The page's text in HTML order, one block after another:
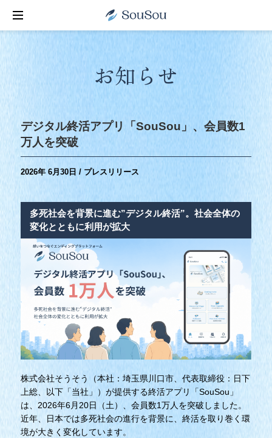
お知らせ
デジタル終活アプリ「SouSou」、会員数1
万人を突破
2026年 6月30日 / プレスリリース
多死社会を背景に進む”デジタル終活”。社会全体の
変化とともに利用が拡大
株式会社そうそう（本社：埼玉県川口市、代表取締役：日下
上総、以下「当社」）が提供する終活アプリ「SouSou」
は、2026年6月20日（土）、会員数1万人を突破しました。
近年、日本では多死社会の進行を背景に、終活を取り巻く環
境が大きく変化しています。